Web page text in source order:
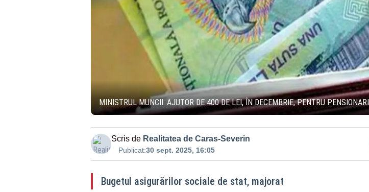
MINISTRUL MUNCII: AJUTOR DE 400 DE LEI, ÎN DECEMBRIE, PENTRU
Scris de Realitatea de Caras-Severin
Publicat:30 sept. 2025, 16:05
Bugetul asigurărilor sociale de stat, majorat